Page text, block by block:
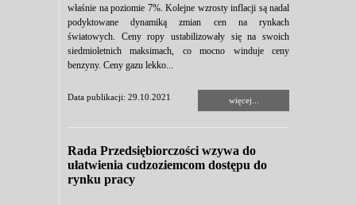
właśnie na poziomie 7%. Kolejne wzrosty inflacji są nadal
podyktowane dynamiką zmian cen na rynkach
światowych. Ceny ropy ustabilizowały się na swoich
siedmioletnich maksimach, co mocno winduje ceny
benzyny. Ceny gazu lekko...
Data publikacji: 29.10.2021 więcej...
Rada Przedsiębiorczości wzywa do
ułatwienia cudzoziemcom dostępu do
rynku pracy